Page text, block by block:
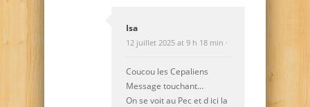
Isa
12 juillet 2025 at 9 h 18 min ·
Coucou les Cepaliens
Message touchant…
On se voit au Pec et d ici la